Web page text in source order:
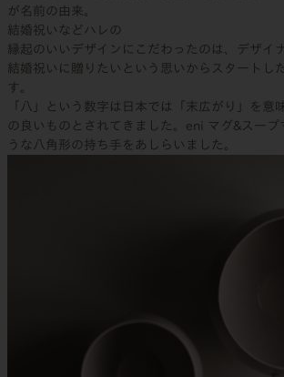
が名前の由来。
結婚祝いなどハレの
縁起のいいデザインにこだわったのは、デザイ
結婚祝いに贈りたいという思いからスタートし
す。
「八」という数字は日本では「末広がり」を意
の良いものとされてきました。eni マグ&スープ
うな八角形の持ち手をあしらいました。